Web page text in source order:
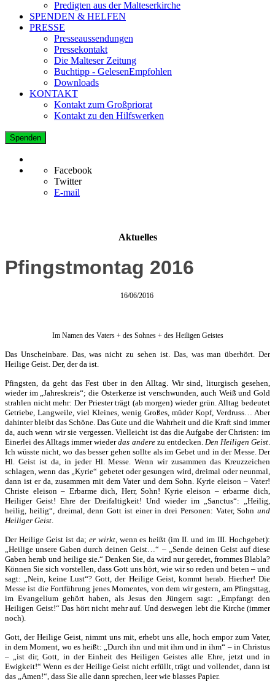
Predigten aus der Malteserkirche
SPENDEN & HELFEN
PRESSE
Presseaussendungen
Pressekontakt
Die Malteser Zeitung
Buchtipp - GelesenEmpfohlen
Downloads
KONTAKT
Kontakt zum Großpriorat
Kontakt zu den Hilfswerken
Spenden
Facebook
Twitter
E-mail
Aktuelles
Pfingstmontag 2016
16/06/2016
Im Namen des Vaters + des Sohnes + des Heiligen Geistes
Das Unscheinbare. Das, was nicht zu sehen ist. Das, was man überhört. Der
Heilige Geist. Der, der da ist.
Pfingsten, da geht das Fest über in den Alltag. Wir sind, liturgisch gesehen,
wieder im „Jahreskreis“; die Osterkerze ist verschwunden, auch Weiß und Gold
strahlen nicht mehr: Der Priester trägt (ab morgen) wieder grün. Alltag bedeutet
Getriebe, Langweile, viel Kleines, wenig Großes, müder Kopf, Verdruss… Aber
dahinter bleibt das Schöne. Das Gute und die Wahrheit und die Kraft sind immer
da, auch wenn wir sie vergessen. Vielleicht ist das die Aufgabe der Christen: im
Einerlei des Alltags immer wiederdas anderezu entdecken. Den Heiligen Geist.
Ich wüsste nicht, wo das besser gehen sollte als im Gebet und in der Messe. Der
Hl. Geist ist da, in jeder Hl. Messe. Wenn wir zusammen das Kreuzzeichen
schlagen, wenn das „Kyrie“ gebetet oder gesungen wird, dreimal oder neunmal,
dann ist er da, zusammen mit dem Vater und dem Sohn. Kyrie eleison – Vater!
Christe eleison – Erbarme dich, Herr, Sohn! Kyrie eleison – erbarme dich,
Heiliger Geist! Ehre der Dreifaltigkeit! Und wieder im „Sanctus“: „Heilig,
heilig, heilig“, dreimal, denn Gott ist einer in drei Personen: Vater, Sohn und
Heiliger Geist.
Der Heilige Geist ist da; er wirkt, wenn es heißt (im II. und im III. Hochgebet):
„Heilige unsere Gaben durch deinen Geist…“ – „Sende deinen Geist auf diese
Gaben herab und heilige sie.“ Denken Sie, da wird nur geredet, frommes Blabla?
Können Sie sich vorstellen, dass Gott uns hört, wie wir so reden und beten – und
sagt: „Nein, keine Lust“? Gott, der Heilige Geist, kommt herab. Hierher! Die
Messe ist die Fortführung jenes Momentes, von dem wir gestern, am Pfingsttag,
im Evangelium gehört haben, als Jesus den Jüngern sagt: „Empfangt den
Heiligen Geist!“ Das hört nicht mehr auf. Und deswegen lebt die Kirche (immer
noch).
Gott, der Heilige Geist, nimmt uns mit, erhebt uns alle, hoch empor zum Vater,
in dem Moment, wo es heißt: „Durch ihn und mit ihm und in ihm“ – in Christus
– „ist dir, Gott, in der Einheit des Heiligen Geistes alle Ehre, jetzt und in
Ewigkeit!“ Wenn es der Heilige Geist nicht erfüllt, trägt und vollendet, dann ist
das „Amen!“, dass Sie alle dann sprechen, leer wie blasses Papier.